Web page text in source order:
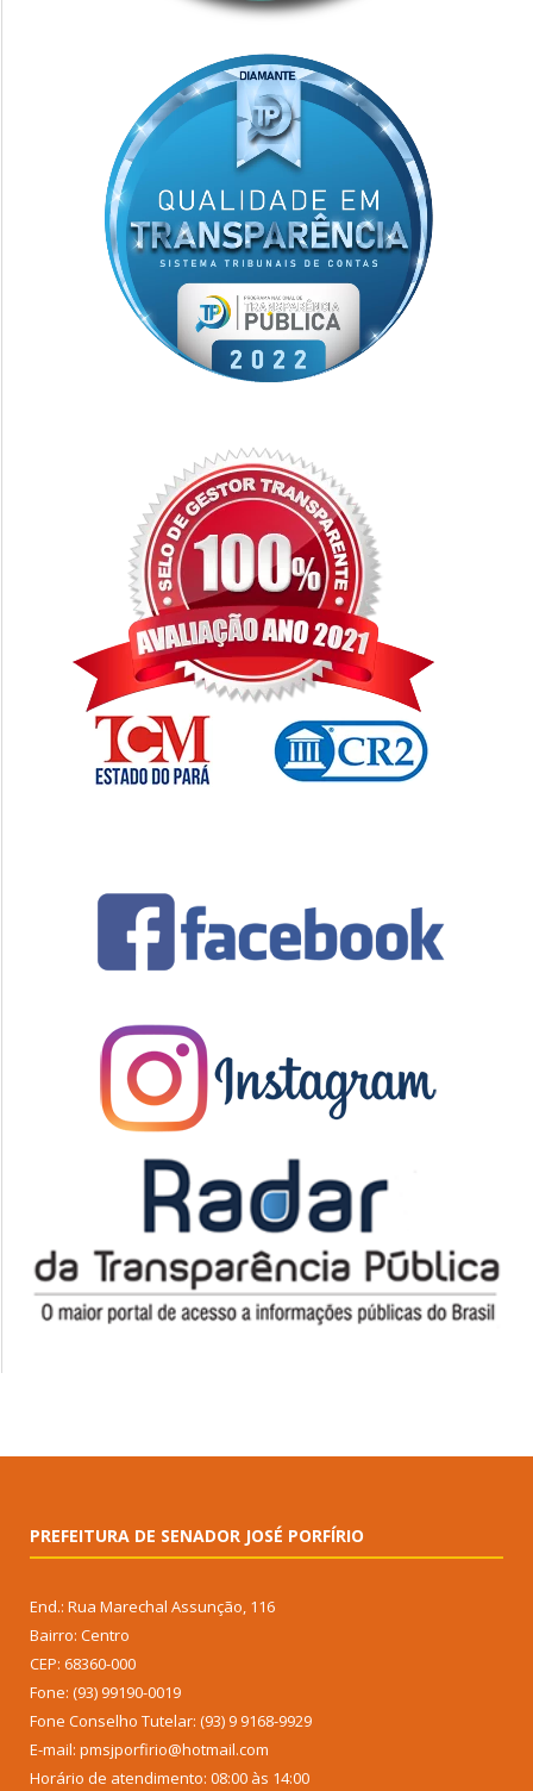
PREFEITURA DE SENADOR JOSÉ PORFÍRIO
End.: Rua Marechal Assunção, 116
Bairro: Centro
CEP: 68360-000
Fone: (93) 99190-0019
Fone Conselho Tutelar: (93) 9 9168-9929
E-mail: pmsjporfirio@hotmail.com
Horário de atendimento: 08:00 às 14:00